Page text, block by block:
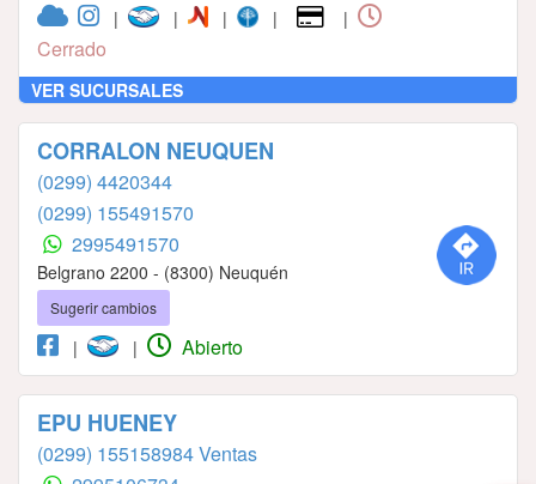
| | | | |
Cerrado
VER SUCURSALES
CORRALON NEUQUEN
(0299) 4420344
(0299) 155491570
2995491570
Belgrano 2200 - (8300) Neuquén
Sugerir cambios
| | Abierto
EPU HUENEY
(0299) 155158984 Ventas